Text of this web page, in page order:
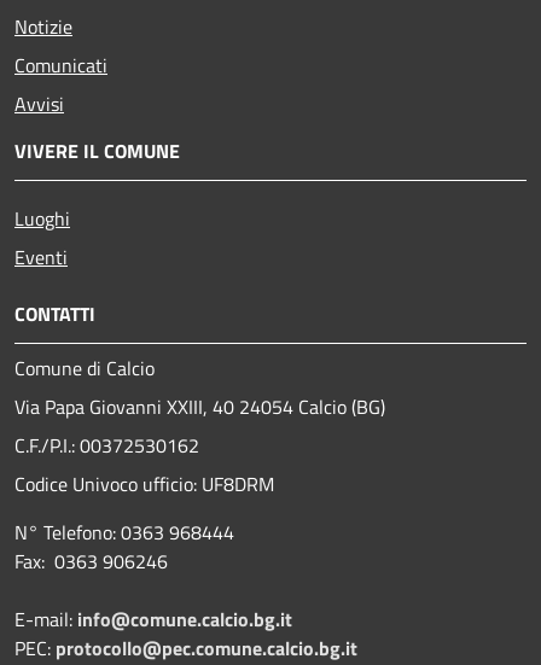
Notizie
Comunicati
Avvisi
VIVERE IL COMUNE
Luoghi
Eventi
CONTATTI
Comune di Calcio
Via Papa Giovanni XXIII, 40 24054 Calcio (BG)
C.F./P.I.: 00372530162
Codice Univoco ufficio: UF8DRM
N° Telefono: 0363 968444
Fax: 0363 906246
E-mail: info@comune.calcio.bg.it
PEC: protocollo@pec.comune.calcio.bg.it